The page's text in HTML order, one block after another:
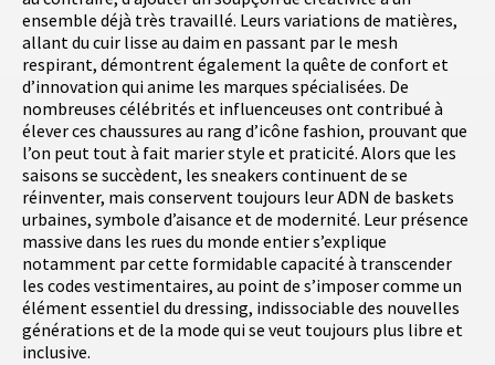
ensemble déjà très travaillé. Leurs variations de matières,
allant du cuir lisse au daim en passant par le mesh
respirant, démontrent également la quête de confort et
d’innovation qui anime les marques spécialisées. De
nombreuses célébrités et influenceuses ont contribué à
élever ces chaussures au rang d’icône fashion, prouvant que
l’on peut tout à fait marier style et praticité. Alors que les
saisons se succèdent, les sneakers continuent de se
réinventer, mais conservent toujours leur ADN de baskets
urbaines, symbole d’aisance et de modernité. Leur présence
massive dans les rues du monde entier s’explique
notamment par cette formidable capacité à transcender
les codes vestimentaires, au point de s’imposer comme un
élément essentiel du dressing, indissociable des nouvelles
générations et de la mode qui se veut toujours plus libre et
inclusive.